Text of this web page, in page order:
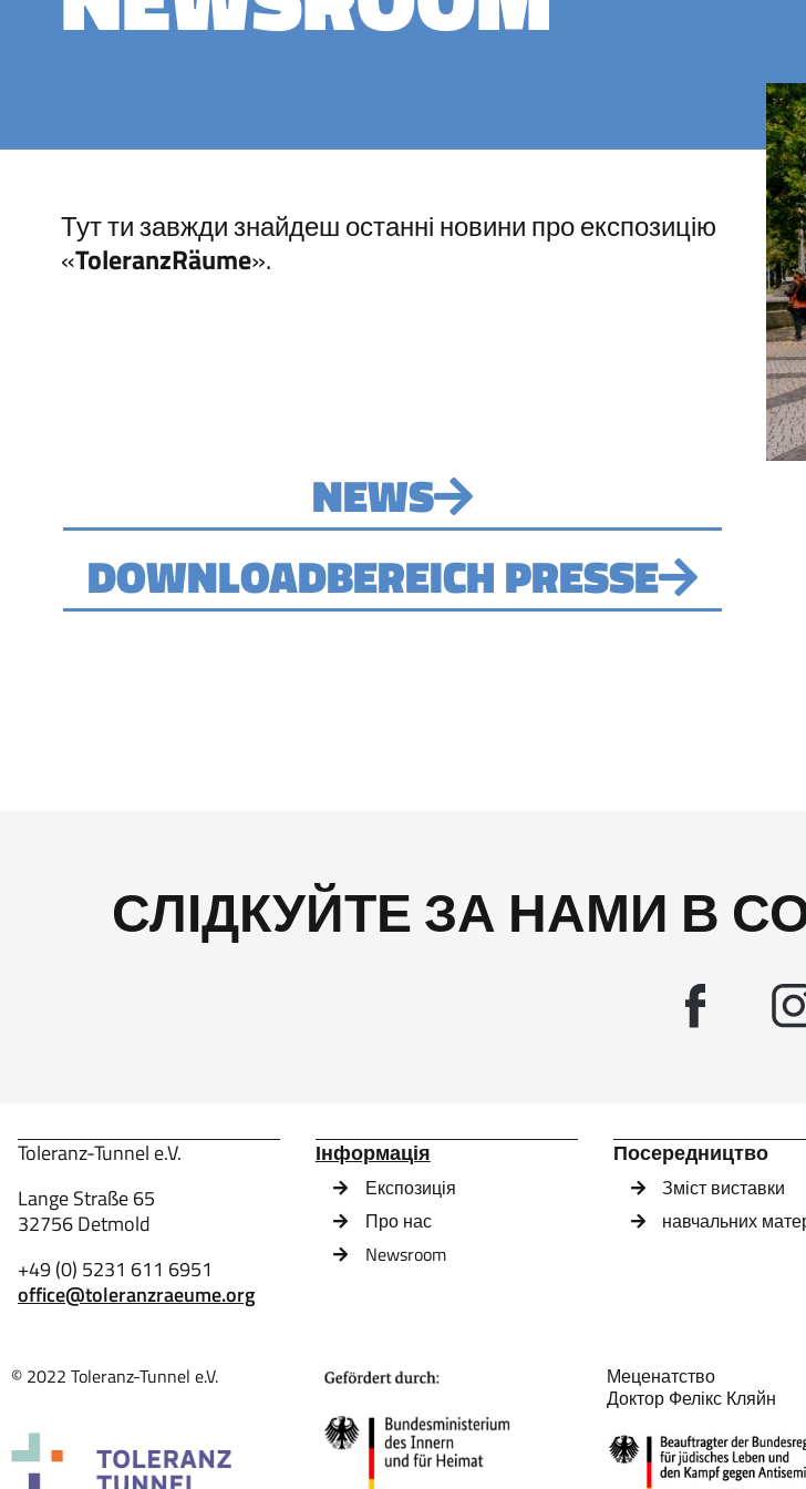
Тут ти завжди знайдеш останні новини про експозицію
«ToleranzRäume».
NEWS
DOWNLOADBEREICH PRESSE
СЛІДКУЙТЕ ЗА НАМИ В
Toleranz-Tunnel e.V.
Lange Straße 65
32756 Detmold
+49 (0) 5231 611 6951
office@toleranzraeume.org
Інформація
Експозиція
Про нас
Newsroom
Посередництво
Зміст виставки
навчальних
© 2022 Toleranz-Tunnel e.V.
Меценатство
Доктор Фелікс Кляйн